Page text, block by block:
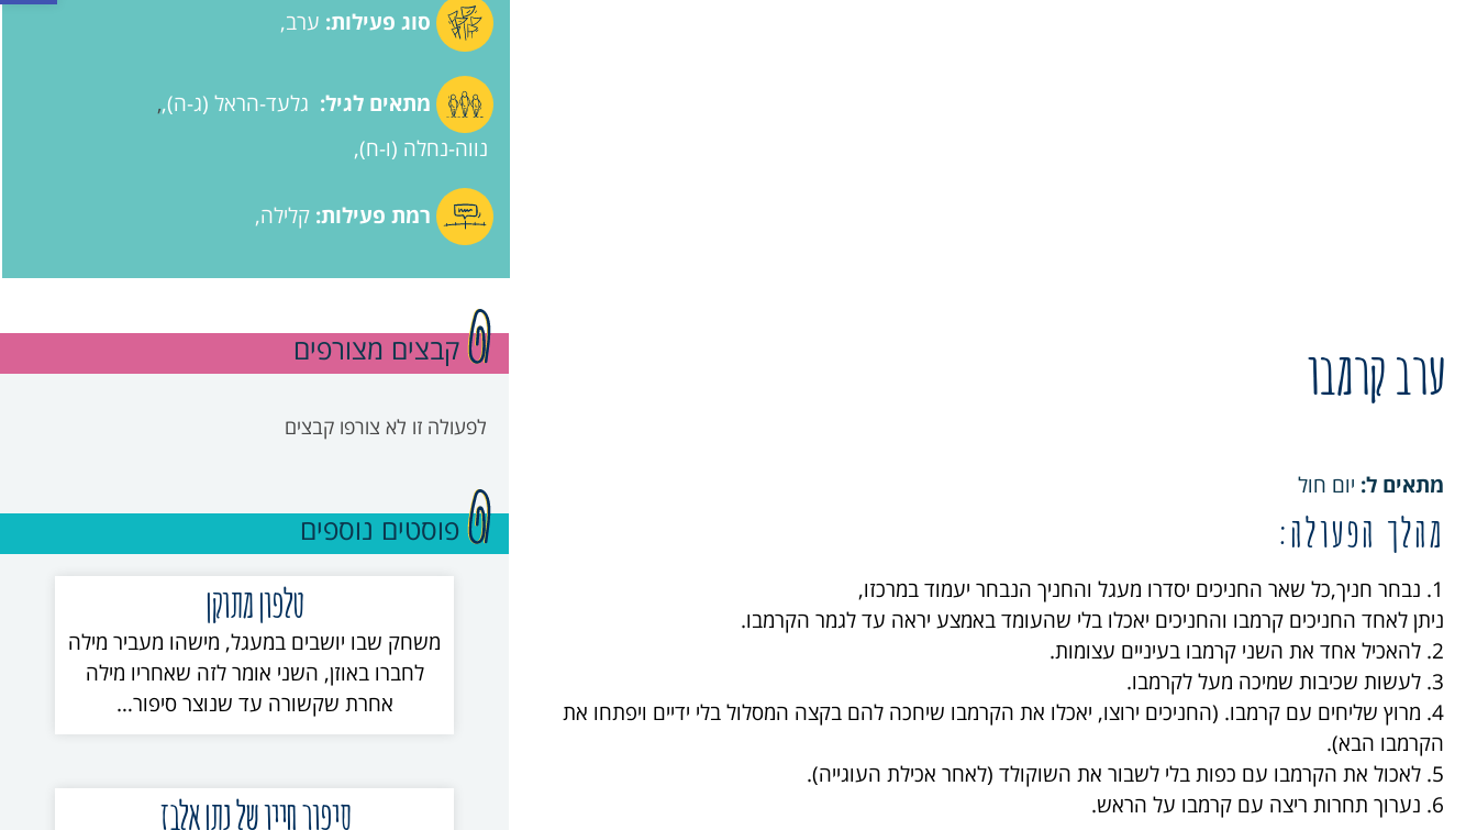
סוג פעילות: ערב
מתאים לגיל: גלעד-הראל (ג-ה) ,
נווה-נחלה (ו-ח)
רמת פעילות: קלילה
ערב קרמבו
מתאים ל: יום חול
מהלך הפעולה:
1. נבחר חניך,כל שאר החניכים יסדרו מעגל והחניך הנבחר יעמוד במרכזו,
ניתן לאחד החניכים קרמבו והחניכים יאכלו בלי שהעומד באמצע יראה עד לגמר הקרמבו.
2. להאכיל אחד את השני קרמבו בעיניים עצומות.
3. לעשות שכיבות שמיכה מעל לקרמבו
.
4. מרוץ שליחים עם קרמבו. (החניכים ירוצו, יאכלו את הקרמבו שיחכה להם בקצה המסלול בלי ידיים ויפתחו את
הקרמבו הבא(
.
5. לאכול את הקרמבו עם כפות בלי לשבור את השוקולד (לאחר אכילת העוגייה).
6. נערוך תחרות ריצה עם קרמבו על הראש.
קבצים מצורפים
לפעולה זו לא צורפו קבצים
פוסטים נוספים
טלפון מתוקן
משחק שבו יושבים במעגל, מישהו מעביר מילה
לחברו באוזן, השני אומר לזה שאחריו מילה
אחרת שקשורה עד שנוצר סיפור…
סיפור חייו של נתן אלבז